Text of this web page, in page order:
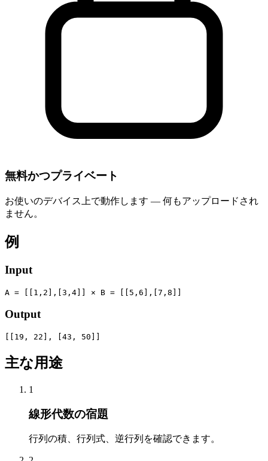
無料かつプライベート
お使いのデバイス上で動作します — 何もアップロードされ
ません。
例
Input
A = [[1,2],[3,4]] × B = [[5,6],[7,8]]
Output
[[19, 22], [43, 50]]
主な用途
1
線形代数の宿題
行列の積、行列式、逆行列を確認できます。